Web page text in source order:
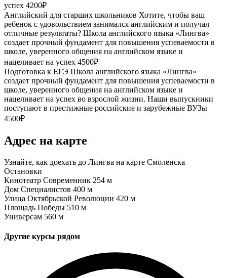
успех 4200₽
Английский для старших школьников Хотите, чтобы ваш
ребенок с удовольствием занимался английским и получал
отличные результаты? Школа английского языка «Лингва»
создает прочный фундамент для повышения успеваемости в
школе, уверенного общения на английском языке и
нацеливает на успех 4500₽
Подготовка к ЕГЭ Школа английского языка «Лингва»
создает прочный фундамент для повышения успеваемости в
школе, уверенного общения на английском языке и
нацеливает на успех во взрослой жизни. Наши выпускники
поступают в престижные российские и зарубежные ВУЗы
4500₽
Адрес на карте
Узнайте, как доехать до Лингва на карте Смоленска
Остановки
Кинотеатр Современник 254 м
Дом Специалистов 400 м
Улица Октябрьской Революции 420 м
Площадь Победы 510 м
Универсам 560 м
Другие курсы рядом